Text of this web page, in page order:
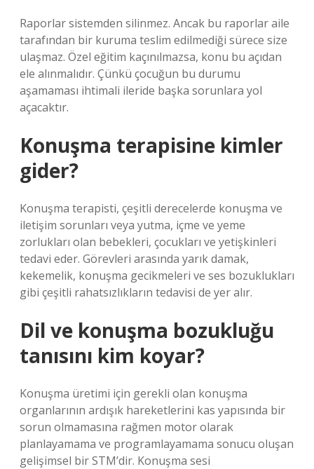
Raporlar sistemden silinmez. Ancak bu raporlar aile
tarafından bir kuruma teslim edilmediği sürece size
ulaşmaz. Özel eğitim kaçınılmazsa, konu bu açıdan
ele alınmalıdır. Çünkü çocuğun bu durumu
aşamaması ihtimali ileride başka sorunlara yol
açacaktır.
Konuşma terapisine kimler
gider?
Konuşma terapisti, çeşitli derecelerde konuşma ve
iletişim sorunları veya yutma, içme ve yeme
zorlukları olan bebekleri, çocukları ve yetişkinleri
tedavi eder. Görevleri arasında yarık damak,
kekemelik, konuşma gecikmeleri ve ses bozuklukları
gibi çeşitli rahatsızlıkların tedavisi de yer alır.
Dil ve konuşma bozukluğu
tanısını kim koyar?
Konuşma üretimi için gerekli olan konuşma
organlarının ardışık hareketlerini kas yapısında bir
sorun olmamasına rağmen motor olarak
planlayamama ve programlayamama sonucu oluşan
gelişimsel bir STM’dir. Konuşma sesi